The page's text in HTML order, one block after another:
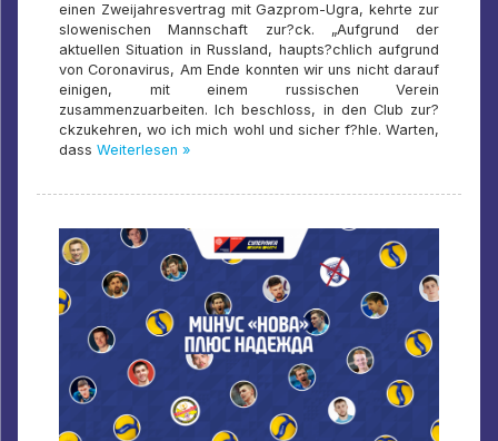
einen Zweijahresvertrag mit Gazprom-Ugra, kehrte zur
slowenischen Mannschaft zur?ck. „Aufgrund der
aktuellen Situation in Russland, haupts?chlich aufgrund
von Coronavirus, Am Ende konnten wir uns nicht darauf
einigen, mit einem russischen Verein
zusammenzuarbeiten. Ich beschloss, in den Club zur?
ckzukehren, wo ich mich wohl und sicher f?hle. Warten,
dass Weiterlesen »